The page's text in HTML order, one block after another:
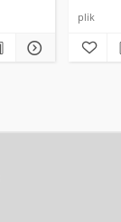
plik